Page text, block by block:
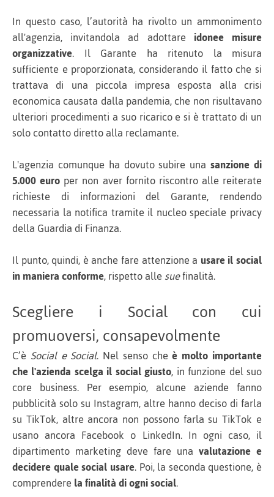
In questo caso, l’autorità ha rivolto un ammonimento
all'agenzia, invitandola ad adottare idonee misure
organizzative. Il Garante ha ritenuto la misura
sufficiente e proporzionata, considerando il fatto che si
trattava di una piccola impresa esposta alla crisi
economica causata dalla pandemia, che non risultavano
ulteriori procedimenti a suo ricarico e si è trattato di un
solo contatto diretto alla reclamante.
L'agenzia comunque ha dovuto subire unasanzione di
5.000 euro per non aver fornito riscontro alle reiterate
richieste di informazioni del Garante, rendendo
necessaria la notifica tramite il nucleo speciale privacy
della Guardia di Finanza.
Il punto, quindi, è anche fare attenzione a usare il social
in maniera conforme, rispetto allesuefinalità.
Scegliere i Social con cui
promuoversi, consapevolmente
C’è Social e Social. Nel senso cheè molto importante
che l'azienda scelga il social giusto, in funzione del suo
core business. Per esempio, alcune aziende fanno
pubblicità solo su Instagram, altre hanno deciso di farla
su TikTok, altre ancora non possono farla su TikTok e
usano ancora Facebook o LinkedIn. In ogni caso, il
dipartimento marketing deve fare una valutazione e
decidere quale social usare. Poi, la seconda questione, è
comprenderela finalità di ogni social.